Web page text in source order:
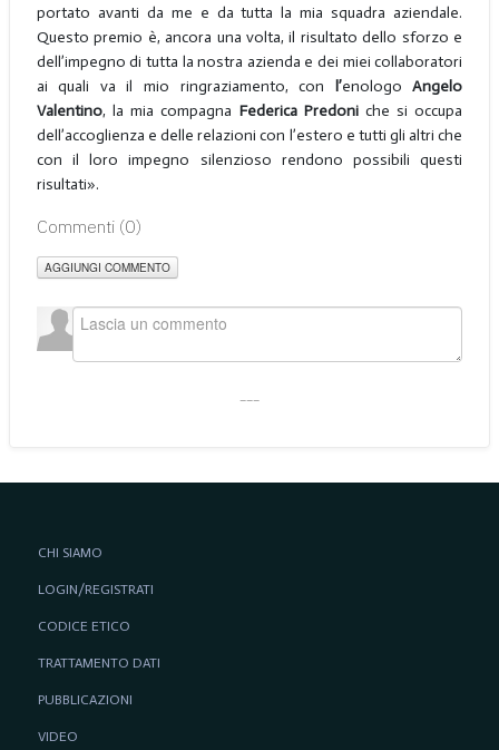
portato avanti da me e da tutta la mia squadra aziendale.
Questo premio è, ancora una volta, il risultato dello sforzo e
dell’impegno di tutta la nostra azienda e dei miei collaboratori
ai quali va il mio ringraziamento, con l’enologo Angelo
Valentino, la mia compagna Federica Predoniche si occupa
dell’accoglienza e delle relazioni con l’estero e tutti gli altri che
con il loro impegno silenzioso rendono possibili questi
risultati».
Commenti (0)
AGGIUNGI COMMENTO
CHI SIAMO
LOGIN/REGISTRATI
CODICE ETICO
TRATTAMENTO DATI
PUBBLICAZIONI
VIDEO